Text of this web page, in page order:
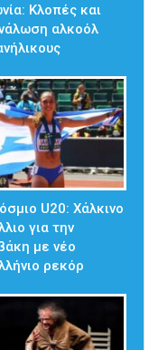
Κλοπές και
αλκοόλ
U20: Χάλκινο
για την
με νέο
ρεκόρ